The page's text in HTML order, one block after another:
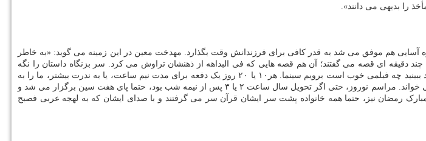
را بدیهی می دانند».
هم موفق می شد به قدر کافی برای فرزندانش وقت بگذارد. مهدخت معین در این زمینه می گوید: «به خاطر
دقیقه ای قصه می گفتند؛ آن هم قصه هایی که فی البداهه از ذهنشان تراوش می کرد. سر بزنگاه داستان را نگه
می داشتند، بقیه را روز بعد می گفتند. ۱۰ دقیقه هر روز داستان می گفتند. هر چندماه یک دفعه هم می گفتند ببینید چه فیلمی خوب است برویم سینما. هر۱۰ یا ۲۰ روز یک دفعه برای مدت نیم ساعت، یا به ندرت بیشتر، ما را به
منزل اقوام نزدیک می بردند. شب های یلدا اقوام نزدیک، همه به منزل ما می آمدند و پدر برایشان حافظ می خواند. مراسم نوروز، حتی اگر تحویل سال ساعت ۲ یا ۳ پس از نیمه شب بود، حتما پای هفت سین برگزار می شد و
رمضان نیز، حتما همه خانواده پشت سر ایشان قرآن سر می گرفتند و با صدای ایشان که به لهجه عربی فصیح